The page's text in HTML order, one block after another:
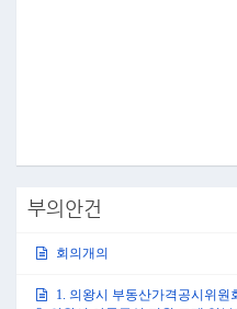
회사 간 실시협약 체결 후 의왕역
제6조에 따라 우리 시의 의무 부담
자 제출된 안건으로 심사 결과 원
대해 몇 가지 당부 말씀드리고자
있습니다. 그러므로 지하철 및
부의안건
회의개의
1. 의왕시 부동산가격공시위